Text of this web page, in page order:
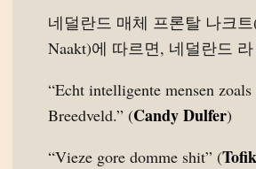
네덜란드 매체 프론탈 나크트
Naakt)에 따르면, 네덜란드
“Echt intelligente mensen zoals
Breedveld.” (Candy Dulfer)
“Vieze gore domme shit” (